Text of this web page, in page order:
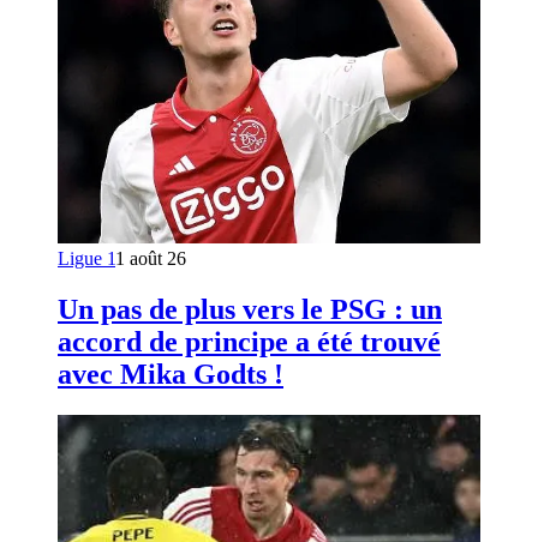
Ligue 11 août 26
Un pas de plus vers le PSG : un
accord de principe a été trouvé
avec Mika Godts !